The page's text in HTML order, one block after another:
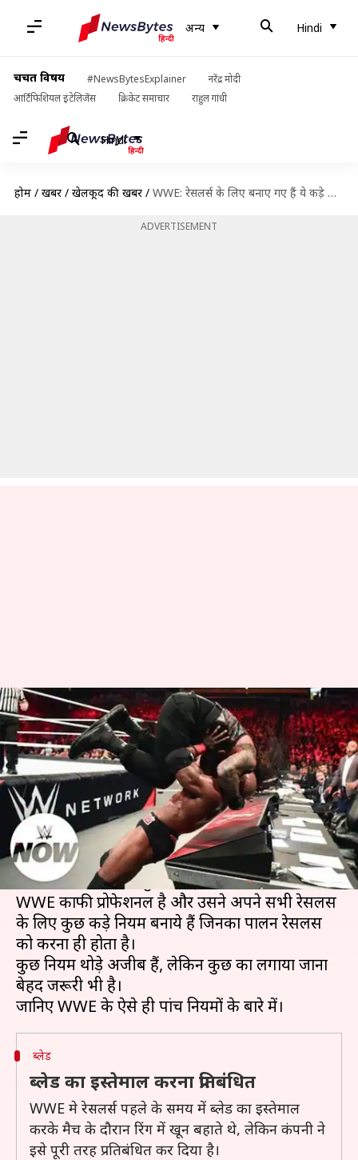
अन्य Hindi
चर्चित विषय #NewsBytesExplainer
नरेंद्र मोदी
आर्टिफिशियल इंटेलिजेंस
क्रिकेट समाचार राहुल गांधी
Hindi
होम / खबरें / खेलकूद की खबरें / WWE: रेसलर्स के लिए बनाए गए हैं ये कड़े नियम
ADVERTISEMENT
WWE: रेसलर्स के लिए बनाए गए हैं ये
कड़े नियम
लेखन Neeraj Pandey Feb 02, 2019 03:34 pm
क्या है खबर?
कोई भी खेल हो उसके कुछ नियम होते हैं जिन्हें उसे खेल
रहे खिलाड़ियों को निभाना होता है। हालांकि, रेसलिंग में
नियम कायदे की बातें सुनना थोड़ा आश्चर्यजनक है।
WWE काफी प्रोफेशनल है और उसने अपने सभी रेसलर्स
के लिए कुछ कड़े नियम बनाये हैं जिनका पालन रेसलर्स
को करना ही होता है।
कुछ नियम थोड़े अजीब हैं, लेकिन कुछ का लगाया जाना
बेहद जरूरी भी है।
ब्लेड
ब्लेड का इस्तेमाल करना प्रतिबंधित
WWE मे रेसलर्स पहले के समय में ब्लेड का इस्तेमाल
करके मैच के दौरान रिंग में खून बहाते थे, लेकिन कंपनी ने
इसे पूरी तरह प्रतिबंधित कर दिया है।